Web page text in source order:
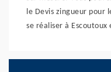
le Devis zingueur pour
se réaliser à Escoutoux